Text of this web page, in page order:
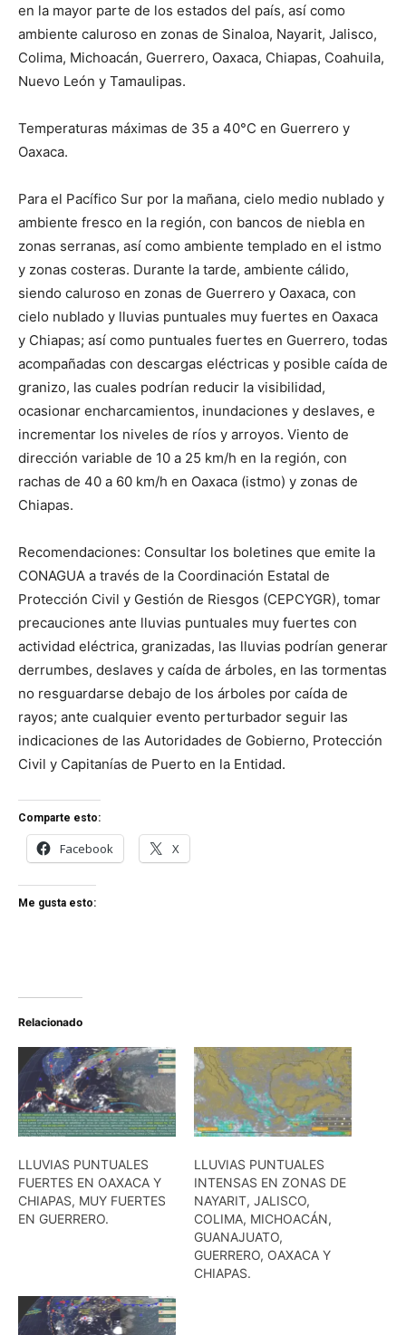
en la mayor parte de los estados del país, así como
ambiente caluroso en zonas de Sinaloa, Nayarit, Jalisco,
Colima, Michoacán, Guerrero, Oaxaca, Chiapas, Coahuila,
Nuevo León y Tamaulipas.
Temperaturas máximas de 35 a 40°C en Guerrero y
Oaxaca.
Para el Pacífico Sur por la mañana, cielo medio nublado y
ambiente fresco en la región, con bancos de niebla en
zonas serranas, así como ambiente templado en el istmo
y zonas costeras. Durante la tarde, ambiente cálido,
siendo caluroso en zonas de Guerrero y Oaxaca, con
cielo nublado y lluvias puntuales muy fuertes en Oaxaca
y Chiapas; así como puntuales fuertes en Guerrero, todas
acompañadas con descargas eléctricas y posible caída de
granizo, las cuales podrían reducir la visibilidad,
ocasionar encharcamientos, inundaciones y deslaves, e
incrementar los niveles de ríos y arroyos. Viento de
dirección variable de 10 a 25 km/h en la región, con
rachas de 40 a 60 km/h en Oaxaca (istmo) y zonas de
Chiapas.
Recomendaciones: Consultar los boletines que emite la
CONAGUA a través de la Coordinación Estatal de
Protección Civil y Gestión de Riesgos (CEPCYGR), tomar
precauciones ante lluvias puntuales muy fuertes con
actividad eléctrica, granizadas, las lluvias podrían generar
derrumbes, deslaves y caída de árboles, en las tormentas
no resguardarse debajo de los árboles por caída de
rayos; ante cualquier evento perturbador seguir las
indicaciones de las Autoridades de Gobierno, Protección
Civil y Capitanías de Puerto en la Entidad.
Comparte esto:
Facebook X
Me gusta esto:
Relacionado
LLUVIAS PUNTUALES
FUERTES EN OAXACA Y
CHIAPAS, MUY FUERTES
EN GUERRERO.
LLUVIAS PUNTUALES
INTENSAS EN ZONAS DE
NAYARIT, JALISCO,
COLIMA, MICHOACÁN,
GUANAJUATO,
GUERRERO, OAXACA Y
CHIAPAS.